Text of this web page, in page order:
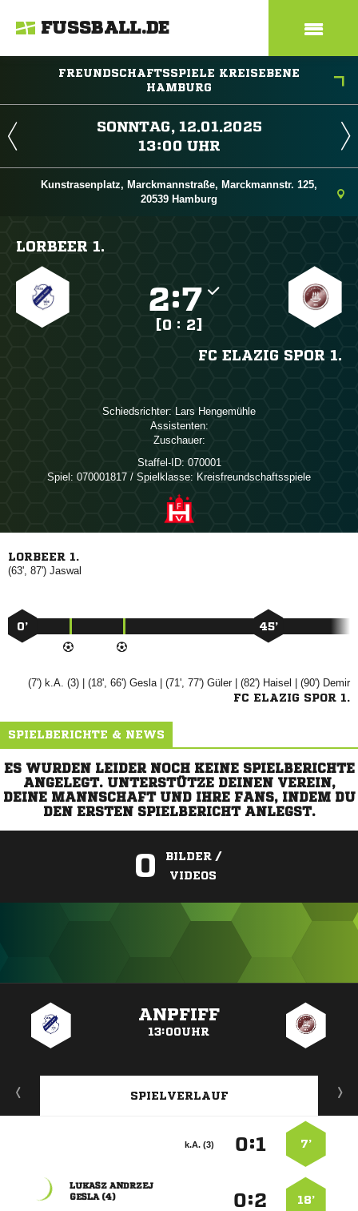
FUSSBALL.DE
FREUNDSCHAFTSSPIELE KREISEBENE
HAMBURG
 
 
Kunstrasenplatz, Marckmannstraße, Marckmannstr. 125,
20539 Hamburg
LORBEER 1.
:
[0 : 2]
FC ELAZIG SPOR 1.
Schiedsrichter:  
Assistenten:
Zuschauer:
Staffel-ID: 070001
Spiel: 070001817 / Spielklasse: Kreisfreundschaftsspiele
LORBEER 1.
(63', 87') 
0’ 45’
(7') k.A. (3) | (18', 66') | (71', 77') | (82')  | (90') 
FC ELAZIG SPOR 1.
SPIELBERICHTE & NEWS
ES WURDEN LEIDER NOCH KEINE SPIELBERICHTE
ANGELEGT. UNTERSTÜTZE DEINEN VEREIN,
DEINE MANNSCHAFT UND IHRE FANS, INDEM DU
DEN ERSTEN SPIELBERICHT ANLEGST.
0
BILDER /
VIDEOS
ANPFIFF
13:00UHR
SPIELVERLAUF
7’
:
k.A. (3)
18’
:
 
 